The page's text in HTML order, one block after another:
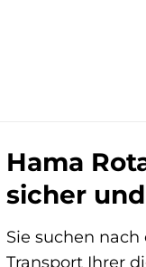
Hama
sicher
Sie suchen
Transport Ihrer